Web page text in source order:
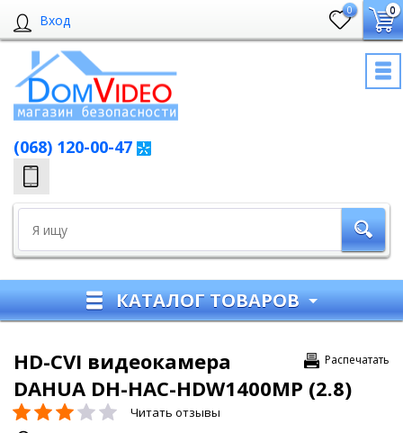
Вход
0 0
(068) 120-00-47
КАТАЛОГ ТОВАРОВ
Распечатать
HD-CVI видеокамера
DAHUA DH-HAC-HDW1400MP (2.8)
Читать отзывы